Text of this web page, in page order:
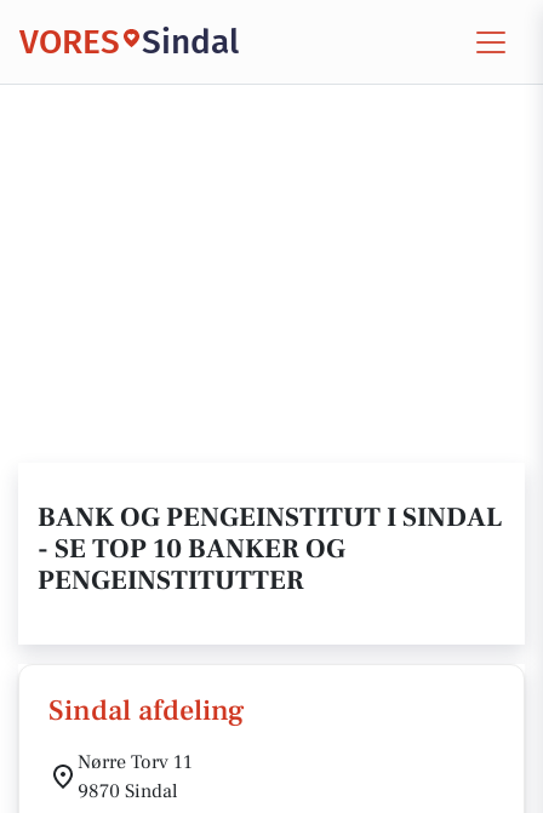
VORES Sindal
BANK OG PENGEINSTITUT I SINDAL
- SE TOP 10 BANKER OG
PENGEINSTITUTTER
Sindal afdeling
Nørre Torv 11
9870 Sindal